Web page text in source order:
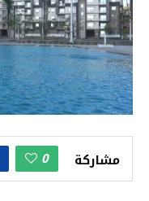
مشاركة 0